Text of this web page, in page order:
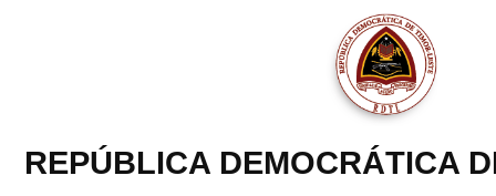
REPÚBLICA DEMOCRÁTICA